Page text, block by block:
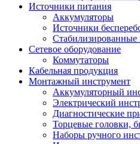
Источники питания
Аккумуляторы
Источники
Стабилизированные
Сетевое оборудование
Коммутаторы
Кабельная продукция
Монтажный инструмент
Аккумуляторный
Электрический
Диагностические
Торцевые головки,
Наборы ручного